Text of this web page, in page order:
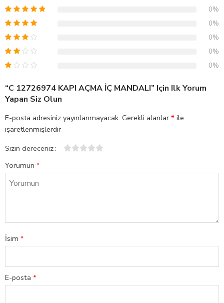
0%
0%
0%
0%
0%
“C 12726974 KAPI AÇMA İÇ MANDALI” Için Ilk Yorum
Yapan Siz Olun
E-posta adresiniz yayınlanmayacak. Gerekli alanlar * ile
işaretlenmişlerdir
Sizin dereceniz
Yorumun *
İsim *
E-posta *